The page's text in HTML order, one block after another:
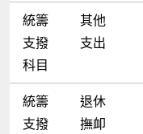
統籌
支撥
科目
其他
支出
統籌
支撥
退休
撫卹